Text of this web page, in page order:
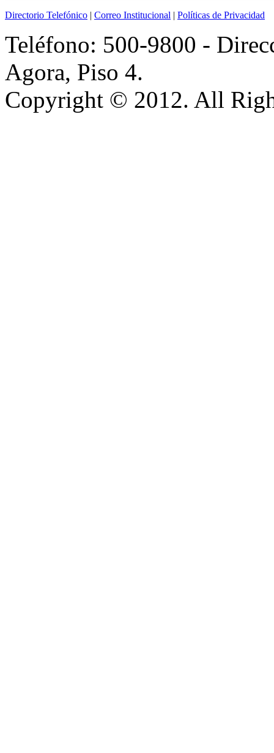
Directorio Telefónico | Correo Institucional | Políticas de Privacidad
Teléfono: 500-9800 -
Agora, Piso 4.
Copyright © 2012. All